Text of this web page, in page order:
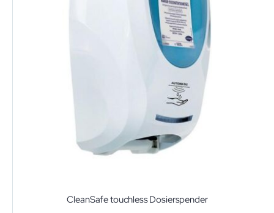
CleanSafe touchless Dosierspender